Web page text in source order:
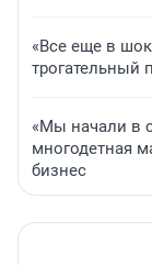
«Все еще в
трогательный
«Мы начали в
многодетная
бизнес